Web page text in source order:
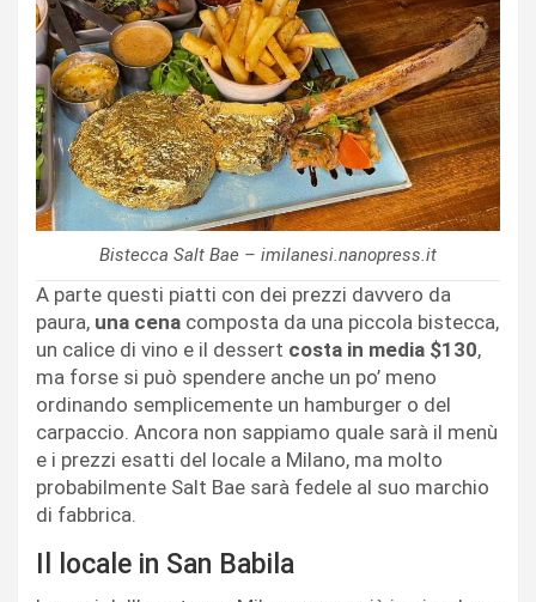
Bistecca Salt Bae – imilanesi.nanopress.it
A parte questi piatti con dei prezzi davvero da
paura, una cena composta da una piccola bistecca,
un calice di vino e il dessert costa in media $130,
ma forse si può spendere anche un po’ meno
ordinando semplicemente un hamburger o del
carpaccio. Ancora non sappiamo quale sarà il menù
e i prezzi esatti del locale a Milano, ma molto
probabilmente Salt Bae sarà fedele al suo marchio
di fabbrica.
Il locale in San Babila